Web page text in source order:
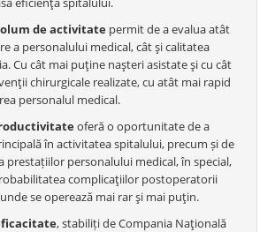
de activitate permit de a evalua atât
a personalului medical, cât şi calitatea
Cu cât mai puţine naşteri asistate şi cu cât
chirurgicale realizate, cu atât mai rapid
personalul medical.
oferă o oportunitate de a
în activitatea spitalului, precum și de
prestațiilor personalului medical, în special,
complicaţiilor postoperatorii
se operează mai rar şi mai puţin.
, stabiliți de Compania Naţională